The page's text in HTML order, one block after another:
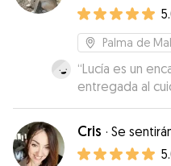
Palma de
“Lucía es un
entregada al
que tanto ellas
tranquilos y a
espacio del
exterior es
Cris · Se